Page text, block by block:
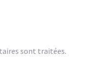
sont traitées.